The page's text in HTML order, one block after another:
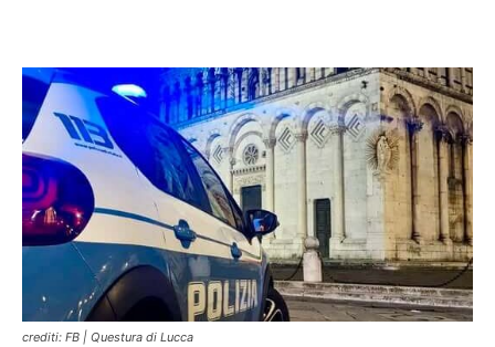
crediti: FB | Questura di Lucca